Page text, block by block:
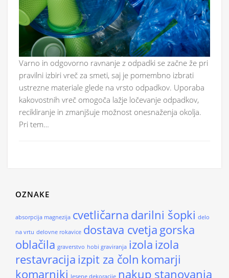
Varno in odgovorno ravnanje z odpadki se začne že pri
pravilni izbiri vreč za smeti, saj je pomembno izbrati
ustrezne materiale glede na vrsto odpadkov. Uporaba
kakovostnih vreč omogoča lažje ločevanje odpadkov,
recikliranje in zmanjšuje možnost onesnaženja okolja.
Pri tem…
OZNAKE
absorpcija magnezija cvetličarna darilni šopki delo
na vrtu delovne rokavice dostava cvetja gorska
oblačila graverstvo hobi graviranja izola izola
restavracija izpit za čoln komarji
komarniki
nakup stanovanja